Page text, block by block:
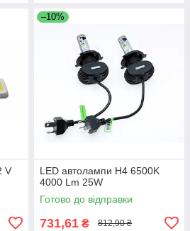
V
–10%
LED автолампи H4 6500K
4000 Lm 25W
Готово до відправки
731,61 ₴ 812,90 ₴